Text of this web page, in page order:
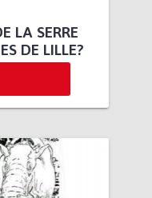
LA SERRE
DE LILLE?